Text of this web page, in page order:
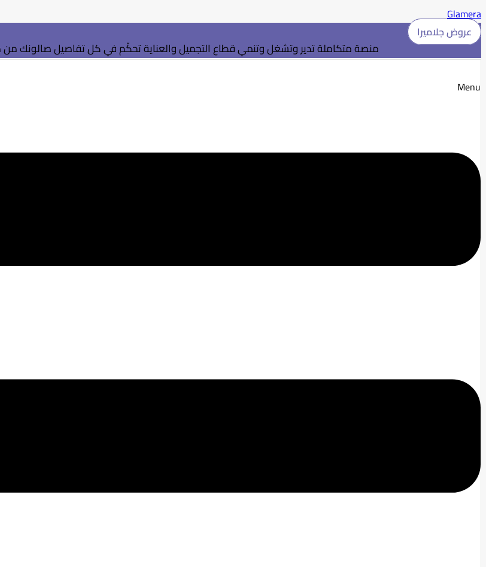
Glamera
عروض جلاميرا
منصة متكاملة تدير وتشغل وتنمي قطاع التجميل والعنايةتحكّم في كل تفاصيل صالونك
Menu